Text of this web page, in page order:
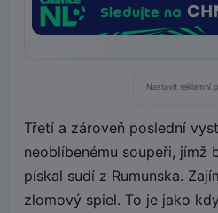
Nastavit reklamní
Třetí a zároveň poslední
neoblíbenému soupeři, jímž
pískal sudí z Rumunska.
zlomový spiel. To je jako